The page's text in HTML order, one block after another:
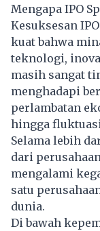
Mengapa IPO
Kesuksesan
kuat bahwa
teknologi,
masih sangat
menghadapi
perlambatan
hingga
Selama lebih
dari
mengalami
satu
dunia.
Di bawah